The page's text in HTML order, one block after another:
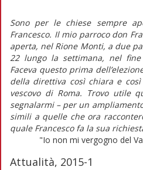
Sono per le chiese sempre
Francesco. Il mio parroco don
aperta, nel Rione Monti, a due
22 lungo la settimana, nel
Faceva questo prima
della direttiva così chiara e
vescovo di Roma. Trovo utile
segnalarmi – per un
simili a quelle che ora
quale Francesco fa la sua
"Io non mi vergogno del
Attualità, 2015-1